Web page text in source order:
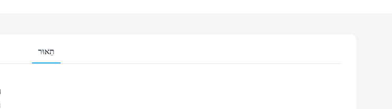
תֵאוּר